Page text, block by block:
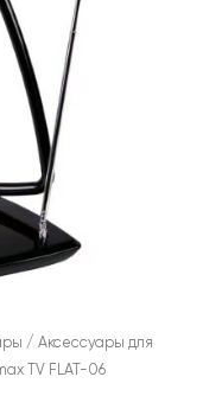
/ Аксессуары для
TV FLAT-06